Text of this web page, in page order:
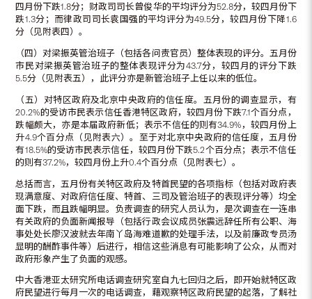
四月份下跌1.8分；财政司司长曾俊华的平均评分为52.8分，较四月份下
跌1.3分；而律政司司长袁国强的平均评分为49.5分，较四月份下降1.6
分（见附表四）。
（四）对梁振英管治班子（包括各问责官员）整体表现的评分。五月份
市民对梁振英管治班子的整体表现评分为43.7分，较四月的评分下跌
5.5分（见附表五），此评分亦是新管治班子上任以来的低位。
（五）对特区政府及北京中央政府的信任度。五月份的调查显示，有
20.2%的受访市民表示信任香港特区政府，较四月份下跌7.1个百分点，
跌幅颇大，亦是本届政府新低；表示不信任的则有34.9%，较四月份上
升4.9个百分点（见附表六）。至于对北京中央政府的信任度，五月份
有18.5%的受访市民表示信任，较四月份下跌5.2个百分点；表示不信任
的则有37.2%，较四月份上升0.4个百分点（见附表七）。
总括而言，五月份有关特区政府及特首民望的各项指标（包括对政府表
现满意度、对政府信任度、特首、三司及管治班子的表现评分等）均全
面下跌，而且跌幅明显。负责调查的研究人员认为，是次调查在一连串
有关政府的负面新闻报导（包括行政会议成员张震远辞任所有公职、海
事处处长廖汉波就去年南丫岛海难道歉的处理手法，以及前廉政专员汤
显明的酬酢事件等）后进行，相信这些消息有可能影响了公众，从而对
政府形象产生了负面的观感。
中大香港亚太研究所电话调查研究室自九七回归之后，即开始就特区政
府民望进行每月一次的电话调查，藉观察特区政府民望的起落，了解社